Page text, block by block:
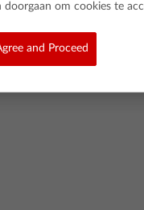
om cookies te
and Proceed